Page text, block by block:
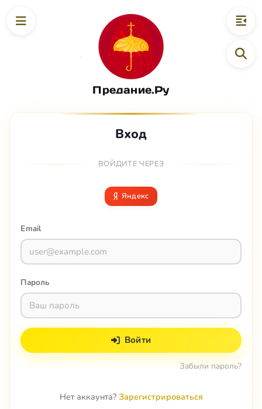
Предание.Ру
Вход
ВОЙДИТЕ ЧЕРЕЗ
Яндекс
Email
Пароль
Войти
Забыли пароль?
Нет аккаунта? Зарегистрироваться